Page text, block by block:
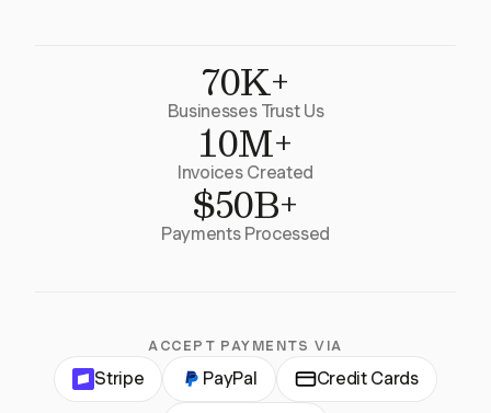
70K+
Businesses Trust Us
10M+
Invoices Created
$50B+
Payments Processed
ACCEPT PAYMENTS VIA
Stripe PayPal Credit Cards